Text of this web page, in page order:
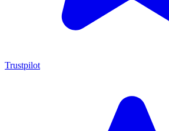
Trustpilot